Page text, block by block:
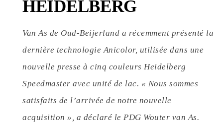
HEIDELBERG
Van As de Oud-Beijerland a récemment présenté la
dernière technologie Anicolor, utilisée dans une
nouvelle presse à cinq couleurs Heidelberg
Speedmaster avec unité de lac. « Nous sommes
satisfaits de l’arrivée de notre nouvelle
acquisition », a déclaré le PDG Wouter van As.